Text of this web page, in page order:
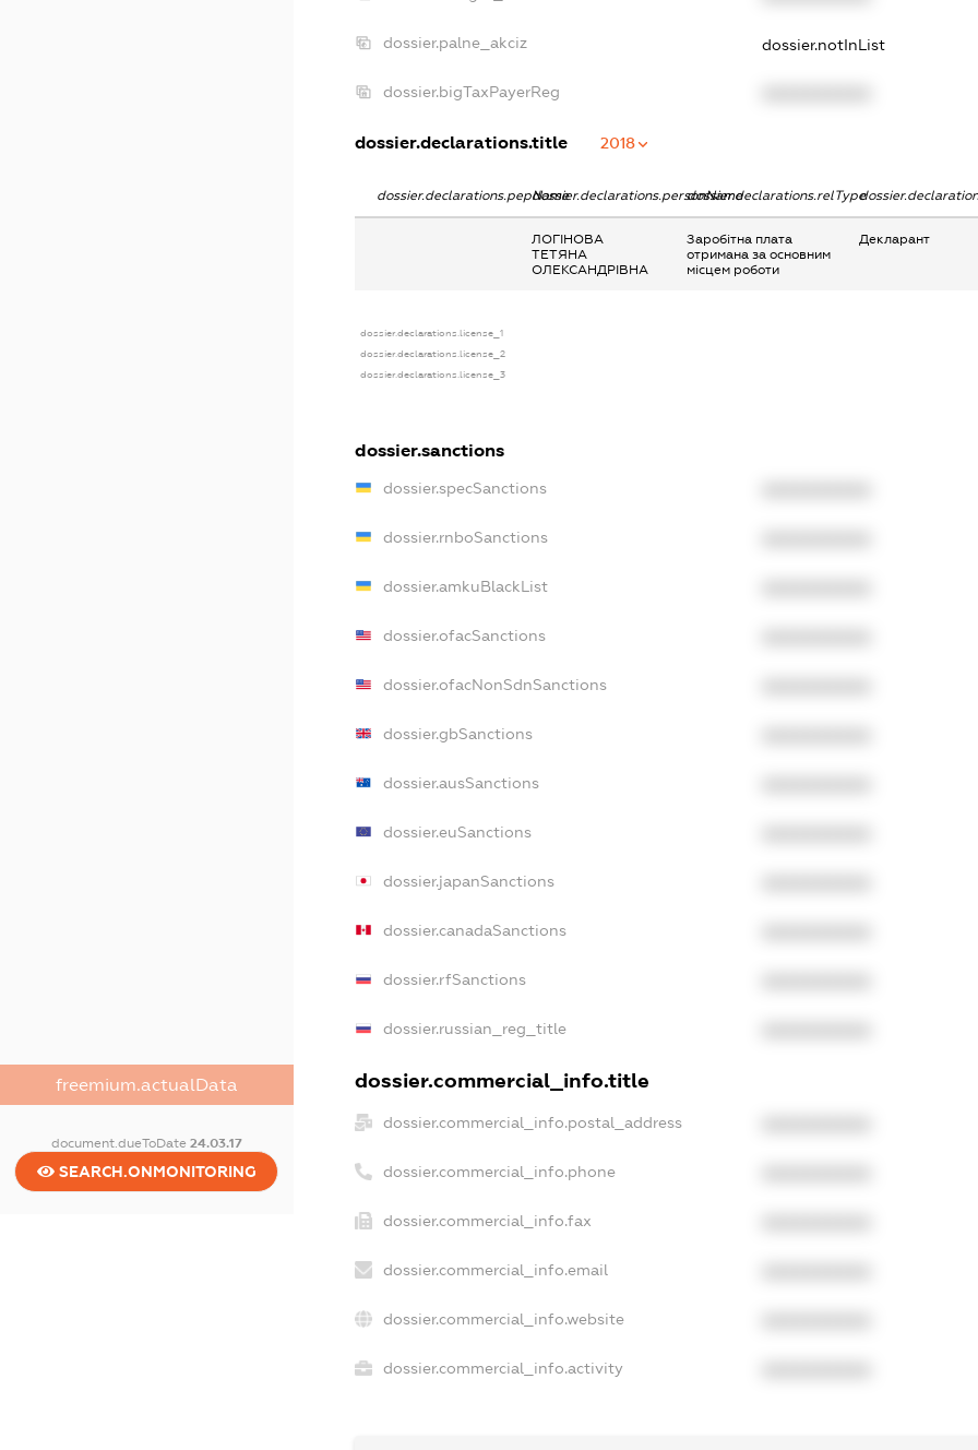
freemium.actualData
document.dueToDate 24.03.17
SEARCH.ONMONITORING
dossier.palne_akciz dossier.notInList
dossier.bigTaxPayerReg
dossier.declarations.title 2018
dossier.declarations.pepNamedossier.declarations.personNamedossier.declarations.relType
ЛОГІНОВА
ТЕТЯНА
ОЛЕКСАНДРІВНА
Заробітна плата
отримана за основним
місцем роботи
Декларант
dossier.declarations.license_1
dossier.declarations.license_2
dossier.declarations.license_3
dossier.sanctions
dossier.specSanctions
dossier.rnboSanctions
dossier.amkuBlackList
dossier.ofacSanctions
dossier.ofacNonSdnSanctions
dossier.gbSanctions
dossier.ausSanctions
dossier.euSanctions
dossier.japanSanctions
dossier.canadaSanctions
dossier.rfSanctions
dossier.russian_reg_title
dossier.commercial_info.title
dossier.commercial_info.postal_address
dossier.commercial_info.phone
dossier.commercial_info.fax
dossier.commercial_info.email
dossier.commercial_info.website
dossier.commercial_info.activity